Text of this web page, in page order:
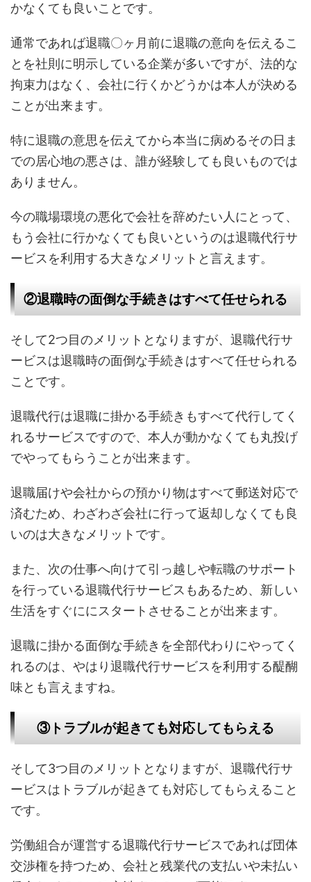
かなくても良いことです。
通常であれば退職〇ヶ月前に退職の意向を伝えるこ
とを社則に明示している企業が多いですが、法的な
拘束力はなく、会社に行くかどうかは本人が決める
ことが出来ます。
特に退職の意思を伝えてから本当に病めるその日ま
での居心地の悪さは、誰が経験しても良いものでは
ありません。
今の職場環境の悪化で会社を辞めたい人にとって、
もう会社に行かなくても良いというのは退職代行サ
ービスを利用する大きなメリットと言えます。
②退職時の面倒な手続きはすべて任せられる
そして2つ目のメリットとなりますが、退職代行サ
ービスは退職時の面倒な手続きはすべて任せられる
ことです。
退職代行は退職に掛かる手続きもすべて代行してく
れるサービスですので、本人が動かなくても丸投げ
でやってもらうことが出来ます。
退職届けや会社からの預かり物はすべて郵送対応で
済むため、わざわざ会社に行って返却しなくても良
いのは大きなメリットです。
また、次の仕事へ向けて引っ越しや転職のサポート
を行っている退職代行サービスもあるため、新しい
生活をすぐににスタートさせることが出来ます。
退職に掛かる面倒な手続きを全部代わりにやってく
れるのは、やはり退職代行サービスを利用する醍醐
味とも言えますね。
③トラブルが起きても対応してもらえる
そして3つ目のメリットとなりますが、退職代行サ
ービスはトラブルが起きても対応してもらえること
です。
労働組合が運営する退職代行サービスであれば団体
交渉権を持つため、会社と残業代の支払いや未払い